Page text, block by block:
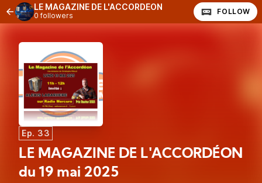
LE MAGAZINE DE L'ACCORDÉON
0 followers FOLLOW
Ep. 33
LE MAGAZINE DE L'ACCORDÉON
du 19 mai 2025